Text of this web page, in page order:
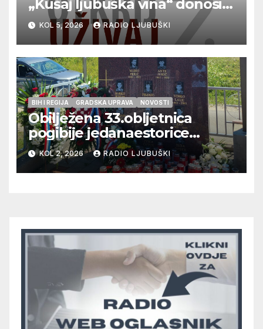
„Kušaj ljubuška vina“ donosi
vrhunska vina, gastronomiju i
glazbu
KOL 5, 2026 RADIO LJUBUŠKI
BIH I REGIJA GRADSKA UPRAVA NOVOSTI
Obilježena 33.obljetnica
pogibije jedanaestorice
ljubuških branitelja
KOL 2, 2026 RADIO LJUBUŠKI